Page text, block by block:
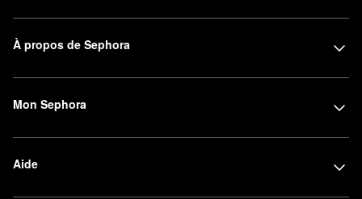
À propos de Sephora
Mon Sephora
Aide